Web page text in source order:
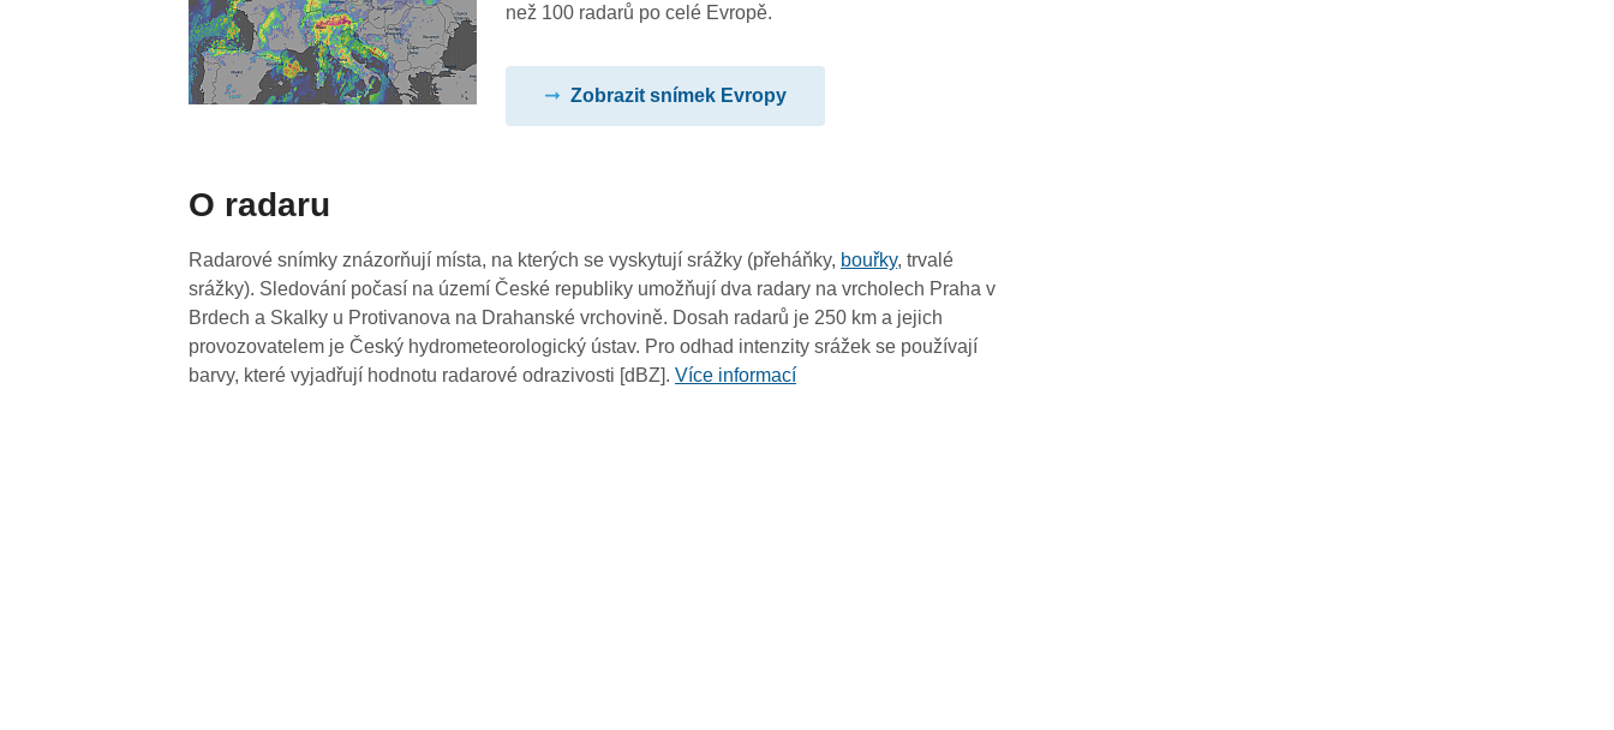
09:40
09:30
09:20
09:10
než 100 radarů po celé Evropě.
Zobrazit snímek Evropy
O radaru
Radarové snímky znázorňují místa, na kterých se vyskytují srážky (přeháňky, bouřky, trvalé
srážky). Sledování počasí na území České republiky umožňují dva radary na vrcholech Praha v
Brdech a Skalky u Protivanova na Drahanské vrchovině. Dosah radarů je 250 km a jejich
provozovatelem je Český hydrometeorologický ústav. Pro odhad intenzity srážek se používají
barvy, které vyjadřují hodnotu radarové odrazivosti [dBZ].Více informací